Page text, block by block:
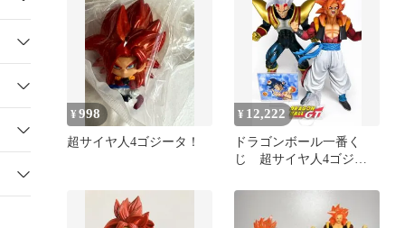
¥998
超サイヤ人4ゴジータ！
¥ 12,222
ドラゴンボール一番く
じ 超サイヤ人4ゴジー